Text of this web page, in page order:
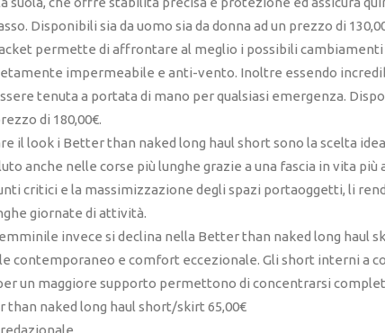
Disponibili sia da uomo sia da donna ad un prezzo di
permette di affrontare al meglio i possibili cambiamenti
impermeabile e anti-vento. Inoltre essendo
tenuta a portata di mano per qualsiasi emergenza.
di 180,00€.
il look i Better than naked long haul short sono la scelta
anche nelle corse più lunghe grazie a una fascia in vita più
critici e la massimizzazione degli spazi portaoggetti, li
giornate di attività.
invece si declina nella Better than naked long haul
contemporaneo e comfort eccezionale. Gli short interni a
un maggiore supporto permettono di concentrarsi
than naked long haul short/skirt 65,00€